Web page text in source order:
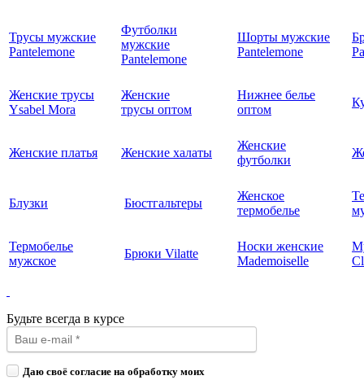
Трусы мужские
Pantelemone
Футболки
мужские
Pantelemone
Шорты мужские
Pantelemone
Женские трусы
Ysabel Mora
Женские
трусы оптом
Нижнее белье
оптом
Женские платья Женские халаты
Женские
футболки
Блузки Бюстгальтеры
Женское
термобелье
Термобелье
мужское
Брюки Vilatte
Носки женские
Mademoiselle
Будьте всегда в курсе
Даю своё согласие на обработку моих